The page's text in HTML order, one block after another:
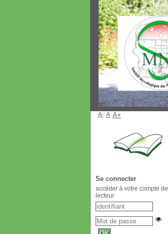
A- A A+
Se connecter
accéder à votre compte de
lecteur